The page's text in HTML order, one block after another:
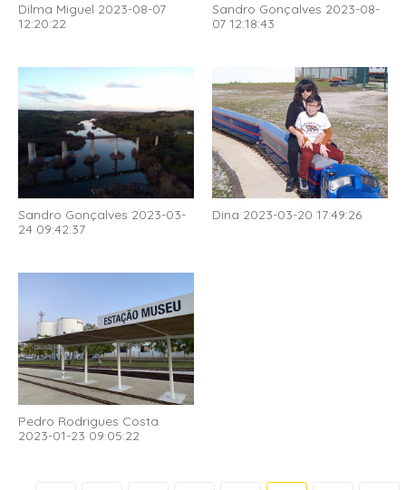
Dilma Miguel 2023-08-07
12:20:22
Sandro Gonçalves 2023-08-
07 12:18:43
Sandro Gonçalves 2023-03-
24 09:42:37
Dina 2023-03-20 17:49:26
Pedro Rodrigues Costa
2023-01-23 09:05:22